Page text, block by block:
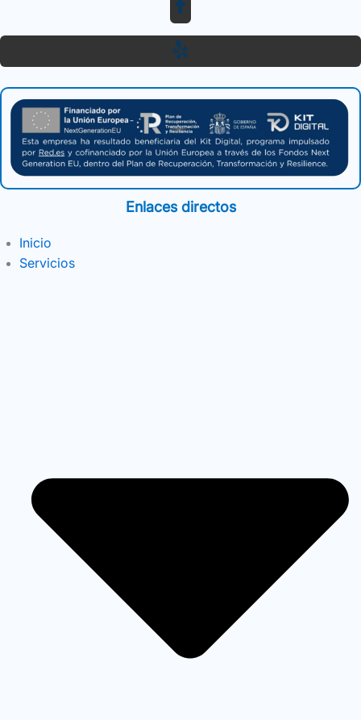
Enlaces directos
Inicio
Servicios